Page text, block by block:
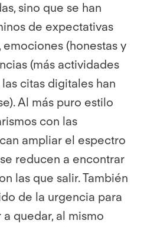
sino que se han
de expectativas
emociones (honestas y
(más actividades
citas digitales han
Al más puro estilo
con las
ampliar el espectro
reducen a encontrar
las que salir. También
de la urgencia para
quedar, al mismo